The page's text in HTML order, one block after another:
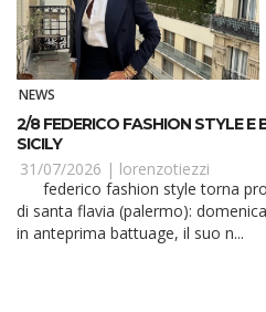
NEWS
2/8 FEDERICO FASHION STYLE E
SICILY
31/07/2026 | lorenzotiezzi
di santa flavia (palermo):
in anteprima battuage, il suo n...